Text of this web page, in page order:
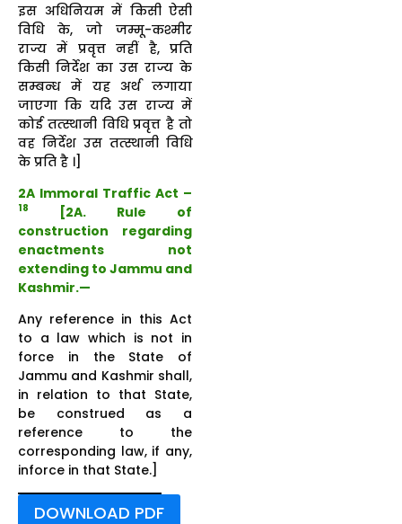
इस अधिनियम में किसी ऐसी
विधि के, जो जम्मू-कश्मीर
राज्य में प्रवृत्त नहीं है, प्रति
किसी निर्देश का उस राज्य के
सम्बन्ध में यह अर्थ लगाया
जाएगा कि यदि उस राज्य में
कोई तत्स्थानी विधि प्रवृत्त है तो
वह निर्देश उस तत्स्थानी विधि
के प्रति है ।]
2A Immoral Traffic Act –
18 [2A. Rule of
construction regarding
enactments not
extending to Jammu and
Kashmir.—
Any reference in this Act
to a law which is not in
force in the State of
Jammu and Kashmir shall,
in relation to that State,
be construed as a
reference to the
corresponding law, if any,
inforce in that State.]
DOWNLOAD PDF